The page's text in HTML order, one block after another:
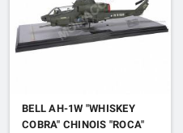
BELL AH-1W "WHISKEY
COBRA" CHINOIS "ROCA"